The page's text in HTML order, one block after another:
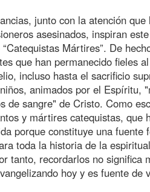
junto con la atención
asesinados, inspiran
Mártires”. De
que han permanecido fieles
incluso hasta el sacrificio
animados por el Espíritu,
de sangre" de Cristo. Como
y mártires catequistas, que
porque constituye una fuente
toda la historia de la
tanto, recordarlos no significa
hoy y es fuente de